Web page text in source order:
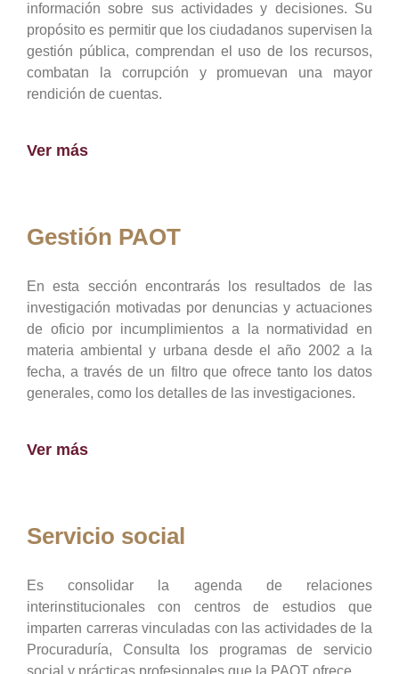
información sobre sus actividades y decisiones. Su
propósito es permitir que los ciudadanos supervisen la
gestión pública, comprendan el uso de los recursos,
combatan la corrupción y promuevan una mayor
rendición de cuentas.
Ver más
Gestión PAOT
En esta sección encontrarás los resultados de las
investigación motivadas por denuncias y actuaciones
de oficio por incumplimientos a la normatividad en
materia ambiental y urbana desde el año 2002 a la
fecha, a través de un filtro que ofrece tanto los datos
generales, como los detalles de las investigaciones.
Ver más
Servicio social
Es consolidar la agenda de relaciones
interinstitucionales con centros de estudios que
imparten carreras vinculadas con las actividades de la
Procuraduría, Consulta los programas de servicio
social y prácticas profesionales que la PAOT ofrece.